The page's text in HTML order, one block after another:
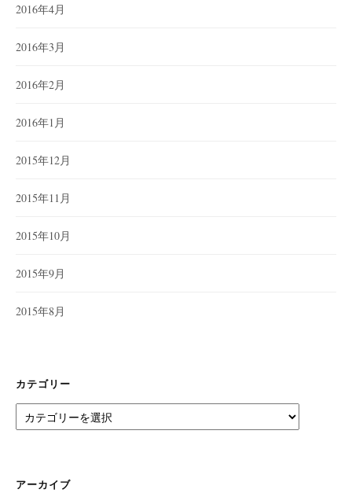
2016年4月
2016年3月
2016年2月
2016年1月
2015年12月
2015年11月
2015年10月
2015年9月
2015年8月
カテゴリー
テ
ー
アーカイブ